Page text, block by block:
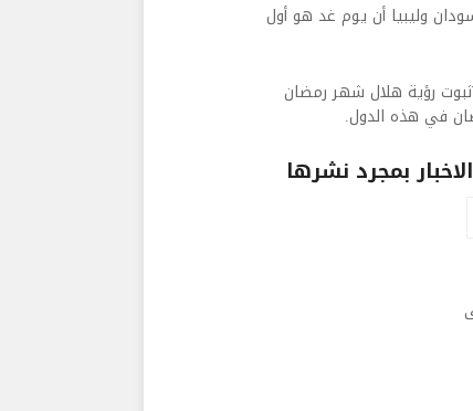
وليبيا أن يوم غد هو أول
ثبوت رؤية هلال شهر رمضان
في هذه الدول.
بمجرد نشرها